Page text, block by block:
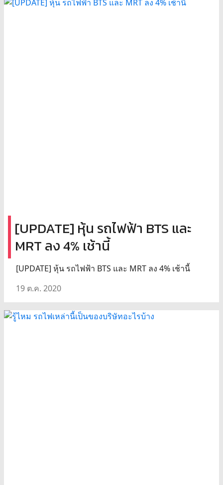
[UPDATE] หุ้น รถไฟฟ้า BTS และ
MRT ลง 4% เช้านี้
[UPDATE] หุ้น รถไฟฟ้า BTS และ MRT ลง 4% เช้านี้
19 ต.ค. 2020